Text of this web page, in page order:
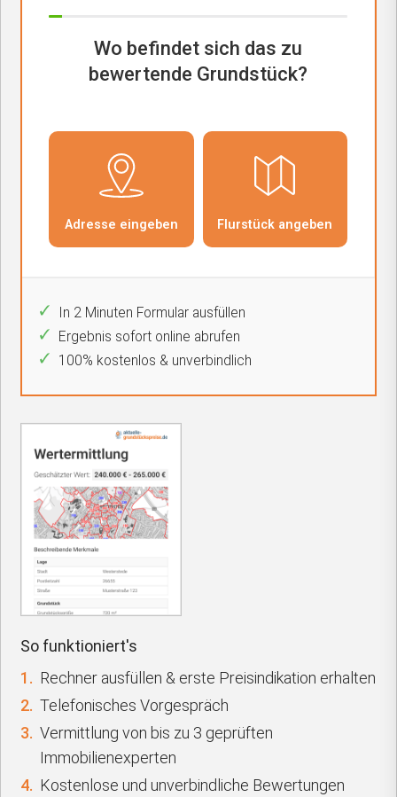
In 2 Minuten Formular ausfüllen
Ergebnis sofort online abrufen
100% kostenlos & unverbindlich
So funktioniert's
1. Rechner ausfüllen & erste Preisindikation erhalten
2. Telefonisches Vorgespräch
3. Vermittlung von bis zu 3 geprüften
Immobilienexperten
4. Kostenlose und unverbindliche Bewertungen